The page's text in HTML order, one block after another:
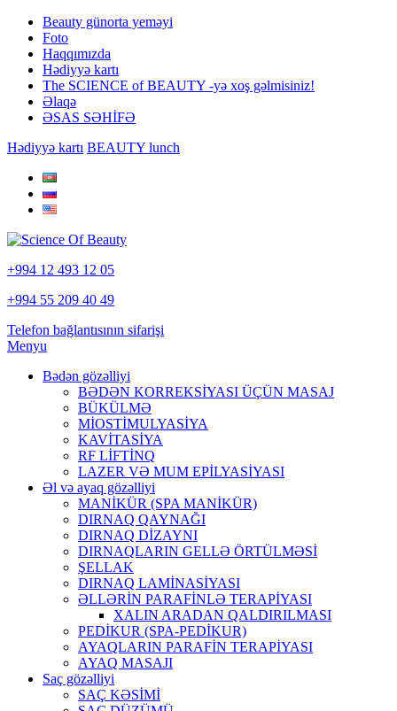
Beauty günorta yeməyi
Foto
Haqqımızda
Hədiyyə kartı
The SCIENCE of BEAUTY -yə xoş gəlmisiniz!
Əlaqə
ƏSAS SƏHİFƏ
Hədiyyə kartı BEAUTY lunch
+994 12 493 12 05
+994 55 209 40 49
Telefon bağlantısının sifarişi
Menyu
Bədən gözəlliyi
BƏDƏN KORREKSİYASI ÜÇÜN MASAJ
BÜKÜLMƏ
MİOSTİMULYASİYA
KAVİTASİYA
RF LİFTİNQ
LAZER VƏ MUM EPİLYASİYASI
Əl və ayaq gözəlliyi
MANİKÜR (SPA MANİKÜR)
DIRNAQ QAYNAĞI
DIRNAQ DİZAYNI
DIRNAQLARIN GELLƏ ÖRTÜLMƏSİ
ŞELLAK
DIRNAQ LAMİNASİYASI
ƏLLƏRİN PARAFİNLƏ TERAPİYASI
XALIN ARADAN QALDIRILMASI
PEDİKUR (SPA-PEDİKUR)
AYAQLARIN PARAFİN TERAPİYASI
AYAQ MASAJI
Saç gözəlliyi
SAÇ KƏSİMİ